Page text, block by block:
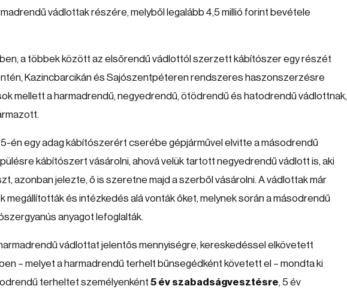
vádlottak részére, melyből legalább 4,5 millió forint bevétele
a többek között az elsőrendű vádlottól szerzett kábítószer egy részét
Kazincbarcikán és Sajószentpéteren rendszeres haszonszerzésre
mellett a harmadrendű, negyedrendű, ötödrendű és hatodrendű vádlottnak,
én egy adag kábítószerért cserébe gépjárművel elvitte a másodrendű
kábítószert vásárolni, ahová velük tartott negyedrendű vádlott is, aki
azonban jelezte, ő is szeretne majd a szerből vásárolni. A vádlottak már
megállították és intézkedés alá vonták őket, melynek során a másodrendű
anyagot lefoglalták.
vádlottat jelentős mennyiségre, kereskedéssel elkövetett
– melyet a harmadrendű terhelt bűnsegédként követett el – mondta ki
terheltet személyenként 5 év szabadságvesztésre, 5 év